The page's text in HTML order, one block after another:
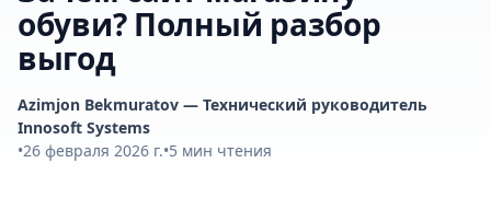
обуви? Полный разбор
выгод
Azimjon Bekmuratov — Технический руководитель
Innosoft Systems
•26 февраля 2026 г.•5 мин чтения